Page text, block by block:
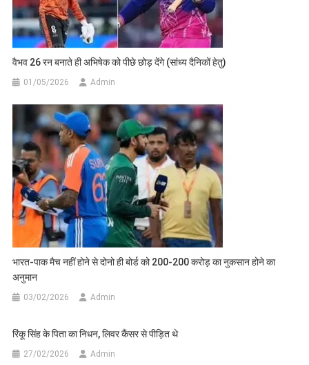
वैभव 26 रन बनाते ही अभिषेक को पीछे छोड़ देंगे (सांध्य दैनिकों हेतु)
01/05/2026 Admin
भारत-पाक मैच नहीं होने से दोनो ही बोर्ड को 200-200 करोड़ का नुकसान होने का
अनुमान
03/02/2026 Admin
रिंकू सिंह के पिता का निधन, लिवर कैंसर से पीड़ित थे
27/02/2026 Admin